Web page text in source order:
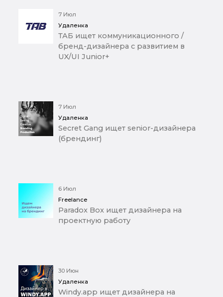
7 Июл
Удаленка
ТАБ ищет коммуникационного /
бренд-дизайнера с развитием в
UX/UI Junior+
7 Июл
Удаленка
Secret Gang ищет senior-дизайнера
(брендинг)
6 Июл
Freelance
Paradox Box ищет дизайнера на
проектную работу
30 Июн
Удаленка
Windy.app ищет дизайнера на